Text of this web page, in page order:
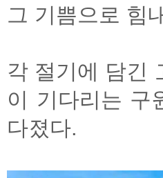
그 기쁨으로 힘
각 절기에 담긴
이 기다리는 구
다졌다.